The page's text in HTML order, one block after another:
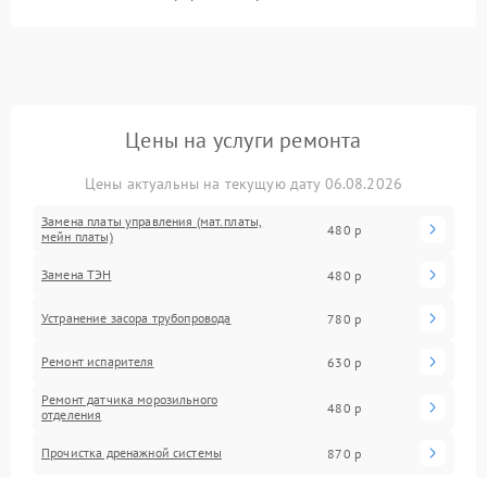
Цены на услуги ремонта
Цены актуальны на текущую дату 06.08.2026
Замена платы управления (мат.платы,
мейн платы)
480 р
Замена ТЭН 480 р
Устранение засора трубопровода 780 р
Ремонт испарителя 630 р
Ремонт датчика морозильного
отделения
480 р
Прочистка дренажной системы 870 р